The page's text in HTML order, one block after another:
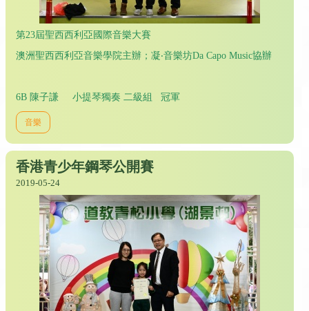
第23屆聖西西利亞國際音樂大賽
澳洲聖西西利亞音樂學院主辦；凝‧音樂坊Da Capo Music協辦
6B 陳子謙 小提琴獨奏 二級組 冠軍
音樂
香港青少年鋼琴公開賽
2019-05-24